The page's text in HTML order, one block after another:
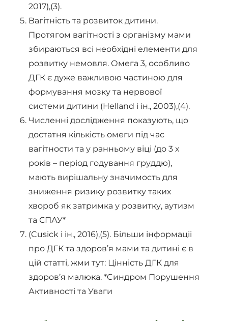
2017),(3).
Вагітність та розвиток дитини.
Протягом вагітності з організму мами
збираються всі необхідні елементи для
розвитку немовля. Омега 3, особливо
ДГК є дуже важливою частиною для
формування мозку та нервової
системи дитини (Helland і ін., 2003),(4).
Численні дослідження показують, що
достатня кількість омеги під час
вагітности та у ранньому віці (до 3 х
років – період годування груддю),
мають вирішальну значимость для
зниження ризику розвитку таких
хвороб як затримка у розвитку, аутизм
та СПАУ*
(Cusick і ін., 2016),(5). Більши інформаціі
про ДГК та здоров’я мами та дитині є в
цій статті, жми тут: Цінність ДГК для
здоров’я малюка. *Cиндром Порушення
Активності та Уваги